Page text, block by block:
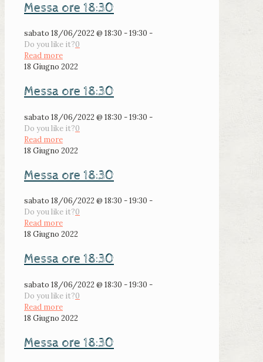
Messa ore 18:30
sabato 18/06/2022 @ 18:30 - 19:30 -
Do you like it?0
Read more
18 Giugno 2022
Messa ore 18:30
sabato 18/06/2022 @ 18:30 - 19:30 -
Do you like it?0
Read more
18 Giugno 2022
Messa ore 18:30
sabato 18/06/2022 @ 18:30 - 19:30 -
Do you like it?0
Read more
18 Giugno 2022
Messa ore 18:30
sabato 18/06/2022 @ 18:30 - 19:30 -
Do you like it?0
Read more
18 Giugno 2022
Messa ore 18:30